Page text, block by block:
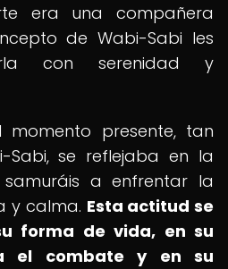
era una compañera
de Wabi-Sabi les
con serenidad y
presente, tan
Sabi, se reflejaba en la
a enfrentar la
y calma. Esta actitud se
forma de vida, en su
el combate y en su